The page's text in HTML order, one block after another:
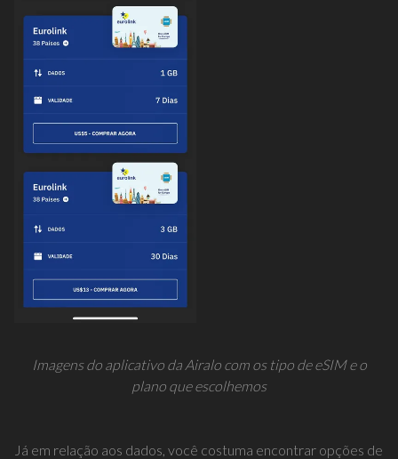
Imagens do aplicativo da Airalo com os tipo de eSIM e o
plano que escolhemos
Já em relação aos dados, você costuma encontrar opções de